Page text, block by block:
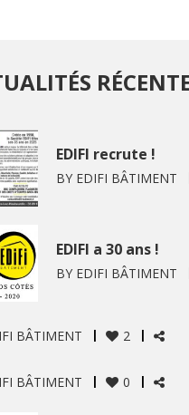
EDIFI recrute !
BY EDIFI BÂTIMENT
EDIFI a 30 ans !
BY EDIFI BÂTIMENT
BÂTIMENT 2
BÂTIMENT 0